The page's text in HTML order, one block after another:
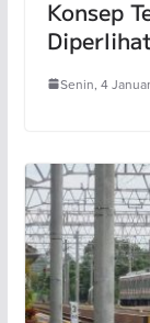
Konsep
Senin, 4